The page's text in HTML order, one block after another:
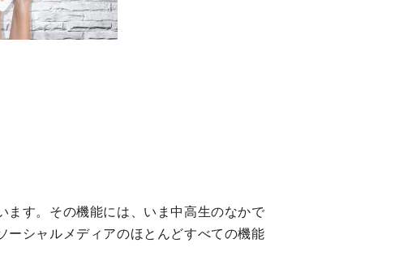
す。その機能には、いま中高生のなかで
シャルメディアのほとんどすべての機能